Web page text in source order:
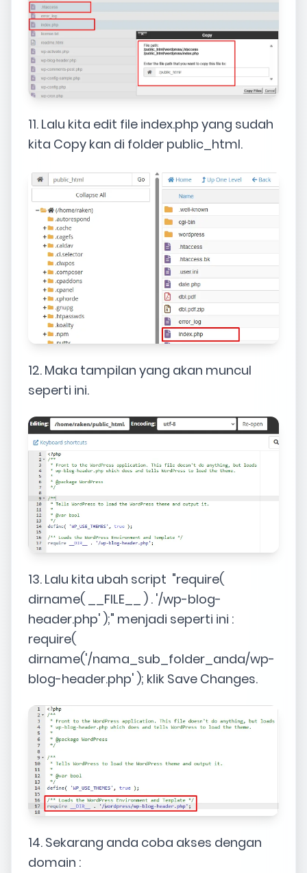
11. Lalu kita edit file index.php yang sudah
kita Copy kan di folder public_html.
12. Maka tampilan yang akan muncul
seperti ini.
13. Lalu kita ubah script "require(
dirname( __FILE__ ) . '/wp-blog-
header.php' );" menjadi seperti ini :
require(
dirname('/nama_sub_folder_anda/wp-
blog-header.php' ); klik Save Changes.
14. Sekarang anda coba akses dengan
domain :